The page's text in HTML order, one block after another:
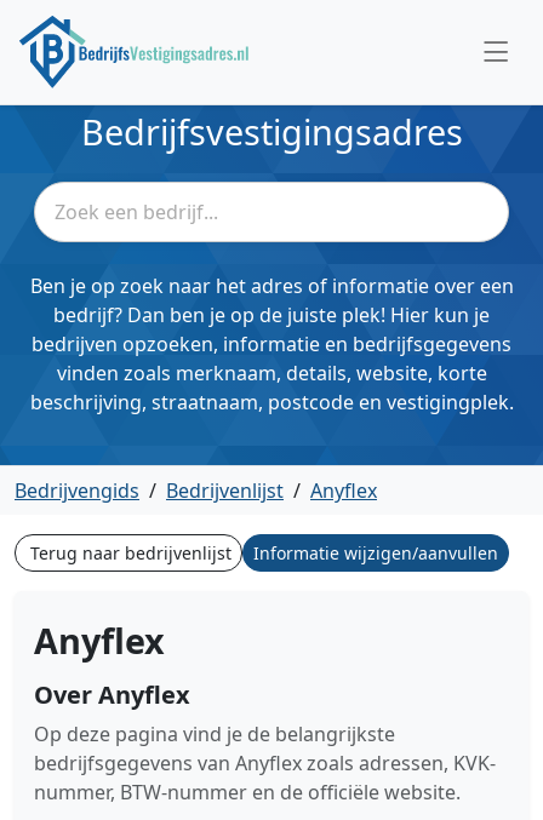
Bedrijfsvestigingsadres
Ben je op zoek naar het adres of informatie over een
bedrijf? Dan ben je op de juiste plek! Hier kun je
bedrijven opzoeken, informatie en bedrijfsgegevens
vinden zoals merknaam, details, website, korte
beschrijving, straatnaam, postcode en vestigingplek.
Bedrijvengids / Bedrijvenlijst / Anyflex
Terug naar bedrijvenlijst Informatie wijzigen/aanvullen
Anyflex
Over Anyflex
Op deze pagina vind je de belangrijkste
bedrijfsgegevens van Anyflex zoals adressen, KVK-
nummer, BTW-nummer en de officiële website.